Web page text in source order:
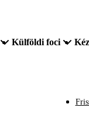
Külföldi foci